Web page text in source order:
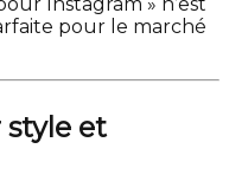
Instagram » n’est
pour le marché
et